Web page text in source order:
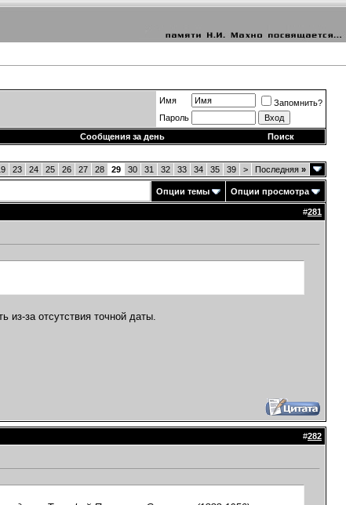
Имя
Запомнить?
Пароль
Сообщения за день Поиск
23 24 25 26 27 28 29 30 31 32 33 34 35 39 > Последняя »
Опции темы Опции просмотра
#281
из-за отсутствия точной даты.
#282